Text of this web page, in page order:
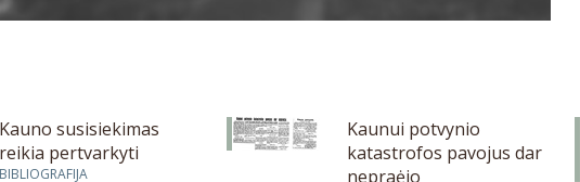
Kauno susisiekimas
reikia pertvarkyti
BIBLIOGRAFIJA
Kaunui potvynio
katastrofos pavojus dar
nepraėjo